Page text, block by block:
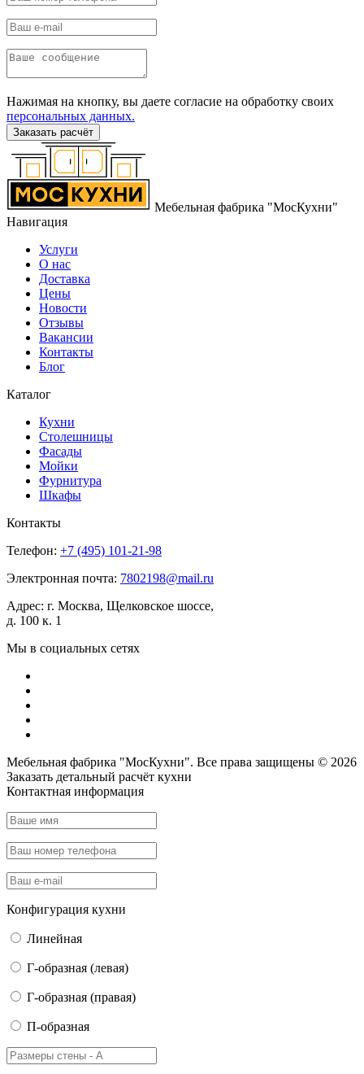
Нажимая на кнопку, вы даете согласие на обработку своих
персональных данных.
Заказать расчёт
Мебельная фабрика "МосКухни"
Навигация
Услуги
О нас
Доставка
Цены
Новости
Отзывы
Вакансии
Контакты
Блог
Каталог
Кухни
Столешницы
Фасады
Мойки
Фурнитура
Шкафы
Контакты
Телефон: +7 (495) 101-21-98
Электронная почта: 7802198@mail.ru
Адрес: г. Москва, Щелковское шоссе,
д. 100 к. 1
Мы в социальных сетях
Мебельная фабрика "МосКухни". Все права защищены © 2026
Заказать детальный расчёт кухни
Контактная информация
Конфигурация кухни
Линейная
Г-образная (левая)
Г-образная (правая)
П-образная